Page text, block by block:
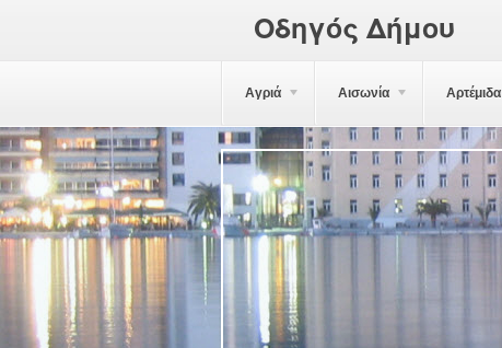
Οδηγός Δήμου
Αγριά Αισωνία Αρτέμιδα